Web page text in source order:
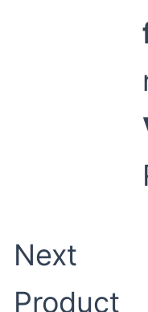
Next
Product